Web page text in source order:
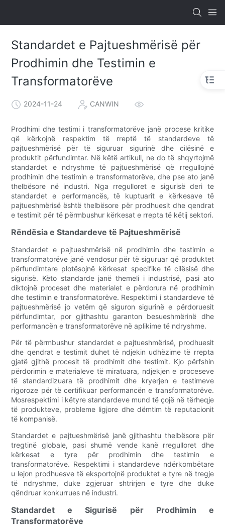
Standardet e Pajtueshmërisë për
Prodhimin dhe Testimin e
Transformatorëve
2024-11-24 CANWIN
Prodhimi dhe testimi i transformatorëve janë procese kritike
që kërkojnë respektim të rreptë të standardeve të
pajtueshmërisë për të siguruar sigurinë dhe cilësinë e
produktit përfundimtar. Në këtë artikull, ne do të shqyrtojmë
standardet e ndryshme të pajtueshmërisë që rregullojnë
prodhimin dhe testimin e transformatorëve, dhe pse ato janë
thelbësore në industri. Nga rregulloret e sigurisë deri te
standardet e performancës, të kuptuarit e kërkesave të
pajtueshmërisë është thelbësore për prodhuesit dhe qendrat
e testimit për të përmbushur kërkesat e rrepta të këtij sektori.
Rëndësia e Standardeve të Pajtueshmërisë
Standardet e pajtueshmërisë në prodhimin dhe testimin e
transformatorëve janë vendosur për të siguruar që produktet
përfundimtare plotësojnë kërkesat specifike të cilësisë dhe
sigurisë. Këto standarde janë themeli i industrisë, pasi ato
diktojnë proceset dhe materialet e përdorura në prodhimin
dhe testimin e transformatorëve. Respektimi i standardeve të
pajtueshmërisë jo vetëm që siguron sigurinë e përdoruesit
përfundimtar, por gjithashtu garanton besueshmërinë dhe
performancën e transformatorëve në aplikime të ndryshme.
Për të përmbushur standardet e pajtueshmërisë, prodhuesit
dhe qendrat e testimit duhet të ndjekin udhëzime të rrepta
gjatë gjithë procesit të prodhimit dhe testimit. Kjo përfshin
përdorimin e materialeve të miratuara, ndjekjen e proceseve
të standardizuara të prodhimit dhe kryerjen e testimeve
rigoroze për të certifikuar performancën e transformatorëve.
Mosrespektimi i këtyre standardeve mund të çojë në tërheqje
të produkteve, probleme ligjore dhe dëmtim të reputacionit
të kompanisë.
Standardet e pajtueshmërisë janë gjithashtu thelbësore për
tregtinë globale, pasi shumë vende kanë rregulloret dhe
kërkesat e tyre për prodhimin dhe testimin e
transformatorëve. Respektimi i standardeve ndërkombëtare
u lejon prodhuesve të eksportojnë produktet e tyre në tregje
të ndryshme, duke zgjeruar shtrirjen e tyre dhe duke
qëndruar konkurrues në industri.
Standardet e Sigurisë për Prodhimin e
Transformatorëve